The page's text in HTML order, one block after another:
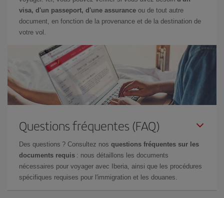
visa, d'un passeport, d'une assurance ou de tout autre
document, en fonction de la provenance et de la destination de
votre vol.
Questions fréquentes (FAQ)
Des questions ? Consultez nos questions fréquentes sur les
documents requis : nous détaillons les documents
nécessaires pour voyager avec Iberia, ainsi que les procédures
spécifiques requises pour l'immigration et les douanes.